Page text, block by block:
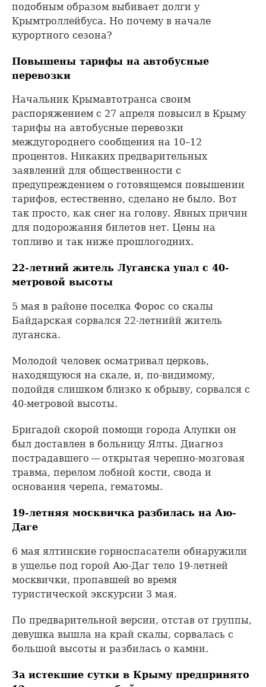
подобным образом выбивает долги у
Крымтроллейбуса. Но почему в начале
курортного сезона?
Повышены тарифы на автобусные
перевозки
Начальник Крымавтотранса своим
распоряжением с 27 апреля повысил в Крыму
тарифы на автобусные перевозки
междугороднего сообщения на 10–12
процентов. Никаких предварительных
заявлений для общественности с
предупреждением о готовящемся повышении
тарифов, естественно, сделано не было. Вот
так просто, как снег на голову. Явных причин
для подорожания билетов нет. Цены на
топливо и так ниже прошлогодних.
22-летний житель Луганска упал с 40-
метровой высоты
5 мая в районе поселка Форос со скалы
Байдарская сорвался 22-летнийй житель
луганска.
Молодой человек осматривал церковь,
находящуюся на скале, и, по-видимому,
подойдя слишком близко к обрыву, сорвался с
40-метровой высоты.
Бригадой скорой помощи города Алупки он
был доставлен в больницу Ялты. Диагноз
пострадавшего — открытая черепно-мозговая
травма, перелом лобной кости, свода и
основания черепа, гематомы.
19-летняя москвичка разбилась на Аю-
Даге
6 мая ялтинские горноспасатели обнаружили
в ущелье под горой Аю-Даг тело 19-летней
москвички, пропавшей во время
туристической экскурсии 3 мая.
По предварительной версии, отстав от группы,
девушка вышла на край скалы, сорвалась с
большой высоты и разбилась о камни.
За истекшие сутки в Крыму предпринято